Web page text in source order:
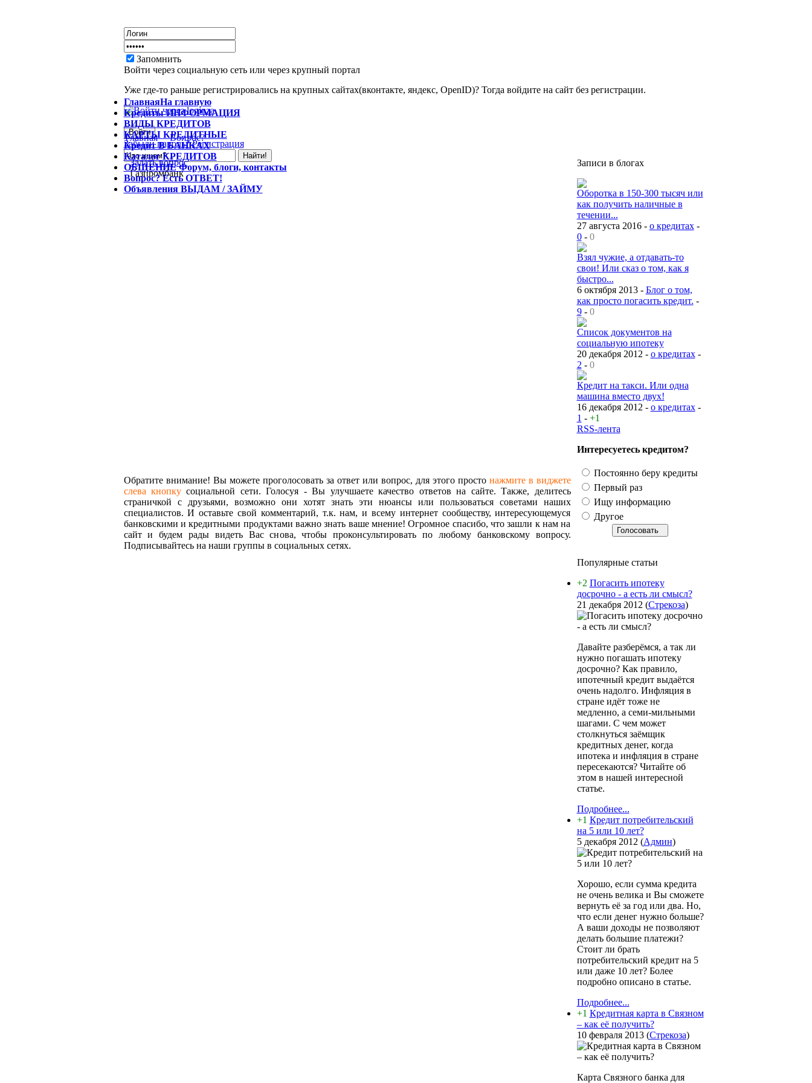
Запомнить
Войти через социальную сеть или через крупный портал
Уже где-то раньше регистрировались на крупных сайтах(вконтакте, яндекс, OpenID)? Тогда войдите на сайт без регистрации.
Забыли пароль? Регистрация
ГлавнаяНа главную
КредитыИНФОРМАЦИЯ
ВИДЫКРЕДИТОВ
КАРТЫ КРЕДИТНЫЕ
КредитВ БАНКАХ
КаталогКРЕДИТОВ
ОБЩЕНИЕФорум, блоги, контакты
Вопрос?Есть ОТВЕТ!
Объявления ВЫДАМ / ЗАЙМУ
Главная Вопрос?
Задать вопрос
Газпромбанк
Обратите внимание! Вы можете проголосовать за ответ или вопрос, для этого просто нажмите в виджете
слева кнопкусоциальной сети. Голосуя - Вы улучшаете качество ответов на сайте. Также, делитесь
страничкой с друзьями, возможно они хотят знать эти нюансы или пользоваться советами наших
специалистов. И оставьте свой комментарий, т.к. нам, и всему интернет сообществу, интересующемуся
банковскими и кредитными продуктами важно знать ваше мнение! Огромное спасибо, что зашли к нам на
сайт и будем рады видеть Вас снова, чтобы проконсультировать по любому банковскому вопросу.
Подписывайтесь на наши группы в социальных сетях.
Записи в блогах
Оборотка в 150-300 тысяч или
как получить наличные в
течении...
27 августа 2016 - о кредитах-
0- 0
Взял чужие, а отдавать-то
свои! Или сказ о том, как я
быстро...
6 октября 2013 - Блог о том,
как просто погасить кредит. -
9- 0
Список документов на
социальную ипотеку
20 декабря 2012 - о кредитах-
2 - 0
Кредит на такси. Или одна
машина вместо двух!
16 декабря 2012 - о кредитах-
1 - +1
RSS-лента
Интересуетесь кредитом?
Постоянно беру кредиты
Первый раз
Ищу информацию
Другое
Популярные статьи
+2 Погасить ипотеку
досрочно - а есть ли смысл?
21 декабря 2012 (Стрекоза)
Давайте разберёмся, а так ли
нужно погашать ипотеку
досрочно? Как правило,
ипотечный кредит выдаётся
очень надолго. Инфляция в
стране идёт тоже не
медленно, а семи-мильными
шагами. С чем может
столкнуться заёмщик
кредитных денег, когда
ипотека и инфляция в стране
пересекаются? Читайте об
этом в нашей интересной
статье.
Подробнее...
+1 Кредит потребительский
на 5 или 10 лет?
5 декабря 2012 (Админ)
Хорошо, если сумма кредита
не очень велика и Вы сможете
вернуть её за год или два. Но,
что если денег нужно больше?
А ваши доходы не позволяют
делать большие платежи?
Стоит ли брать
потребительский кредит на 5
или даже 10 лет? Более
подробно описано в статье.
Подробнее...
+1 Кредитная карта в Связном
– как её получить?
10 февраля 2013(Стрекоза)
Карта Связного банка для